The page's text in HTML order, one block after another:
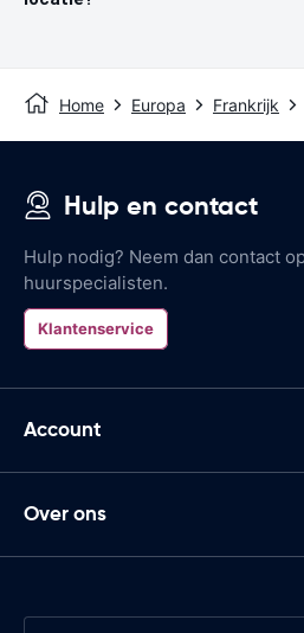
Home Europa Frankrijk
Hulp en contact
Hulp nodig? Neem dan contact
huurspecialisten.
Klantenservice
Account
Over ons